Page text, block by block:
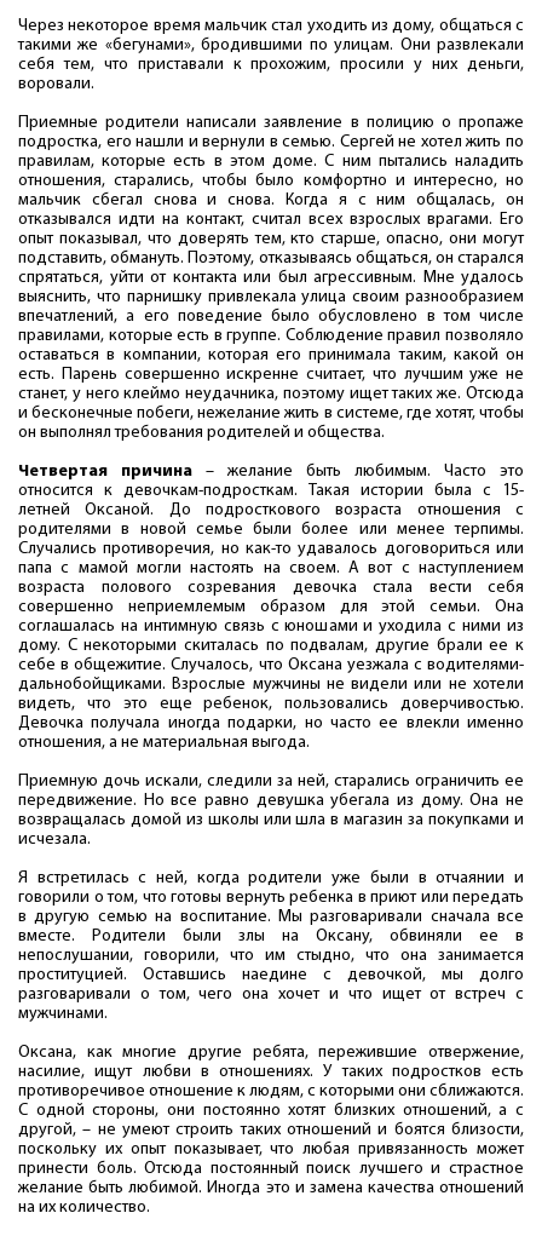
Через некоторое время мальчик стал уходить из дому, общаться с
такими же «бегунами», бродившими по улицам. Они развлекали
себя тем, что приставали к прохожим, просили у них деньги,
воровали.
Приемные родители написали заявление в полицию о пропаже
подростка, его нашли и вернули в семью. Сергей не хотел жить по
правилам, которые есть в этом доме. С ним пытались наладить
отношения, старались, чтобы было комфортно и интересно, но
мальчик сбегал снова и снова. Когда я с ним общалась, он
отказывался идти на контакт, считал всех взрослых врагами. Его
опыт показывал, что доверять тем, кто старше, опасно, они могут
подставить, обмануть. Поэтому, отказываясь общаться, он старался
спрятаться, уйти от контакта или был агрессивным. Мне удалось
выяснить, что парнишку привлекала улица своим разнообразием
впечатлений, а его поведение было обусловлено в том числе
правилами, которые есть в группе. Соблюдение правил позволяло
оставаться в компании, которая его принимала таким, какой он
есть. Парень совершенно искренне считает, что лучшим уже не
станет, у него клеймо неудачника, поэтому ищет таких же. Отсюда
и бесконечные побеги, нежелание жить в системе, где хотят, чтобы
он выполнял требования родителей и общества.
Четвертая причина – желание быть любимым. Часто это
относится к девочкам-подросткам. Такая истории была с 15-
летней Оксаной. До подросткового возраста отношения с
родителями в новой семье были более или менее терпимы.
Случались противоречия, но как-то удавалось договориться или
папа с мамой могли настоять на своем. А вот с наступлением
возраста полового созревания девочка стала вести себя
совершенно неприемлемым образом для этой семьи. Она
соглашалась на интимную связь с юношами и уходила с ними из
дому. С некоторыми скиталась по подвалам, другие брали ее к
себе в общежитие. Случалось, что Оксана уезжала с водителями-
дальнобойщиками. Взрослые мужчины не видели или не хотели
видеть, что это еще ребенок, пользовались доверчивостью.
Девочка получала иногда подарки, но часто ее влекли именно
отношения, а не материальная выгода.
Приемную дочь искали, следили за ней, старались ограничить ее
передвижение. Но все равно девушка убегала из дому. Она не
возвращалась домой из школы или шла в магазин за покупками и
исчезала.
Я встретилась с ней, когда родители уже были в отчаянии и
говорили о том, что готовы вернуть ребенка в приют или передать
в другую семью на воспитание. Мы разговаривали сначала все
вместе. Родители были злы на Оксану, обвиняли ее в
непослушании, говорили, что им стыдно, что она занимается
проституцией. Оставшись наедине с девочкой, мы долго
разговаривали о том, чего она хочет и что ищет от встреч с
мужчинами.
Оксана, как многие другие ребята, пережившие отвержение,
насилие, ищут любви в отношениях. У таких подростков есть
противоречивое отношение к людям, с которыми они сближаются.
С одной стороны, они постоянно хотят близких отношений, а с
другой, – не умеют строить таких отношений и боятся близости,
поскольку их опыт показывает, что любая привязанность может
принести боль. Отсюда постоянный поиск лучшего и страстное
желание быть любимой. Иногда это и замена качества отношений
на их количество.